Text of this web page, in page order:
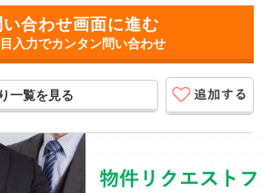
入力でカンタン問い合わせ
一覧を見る